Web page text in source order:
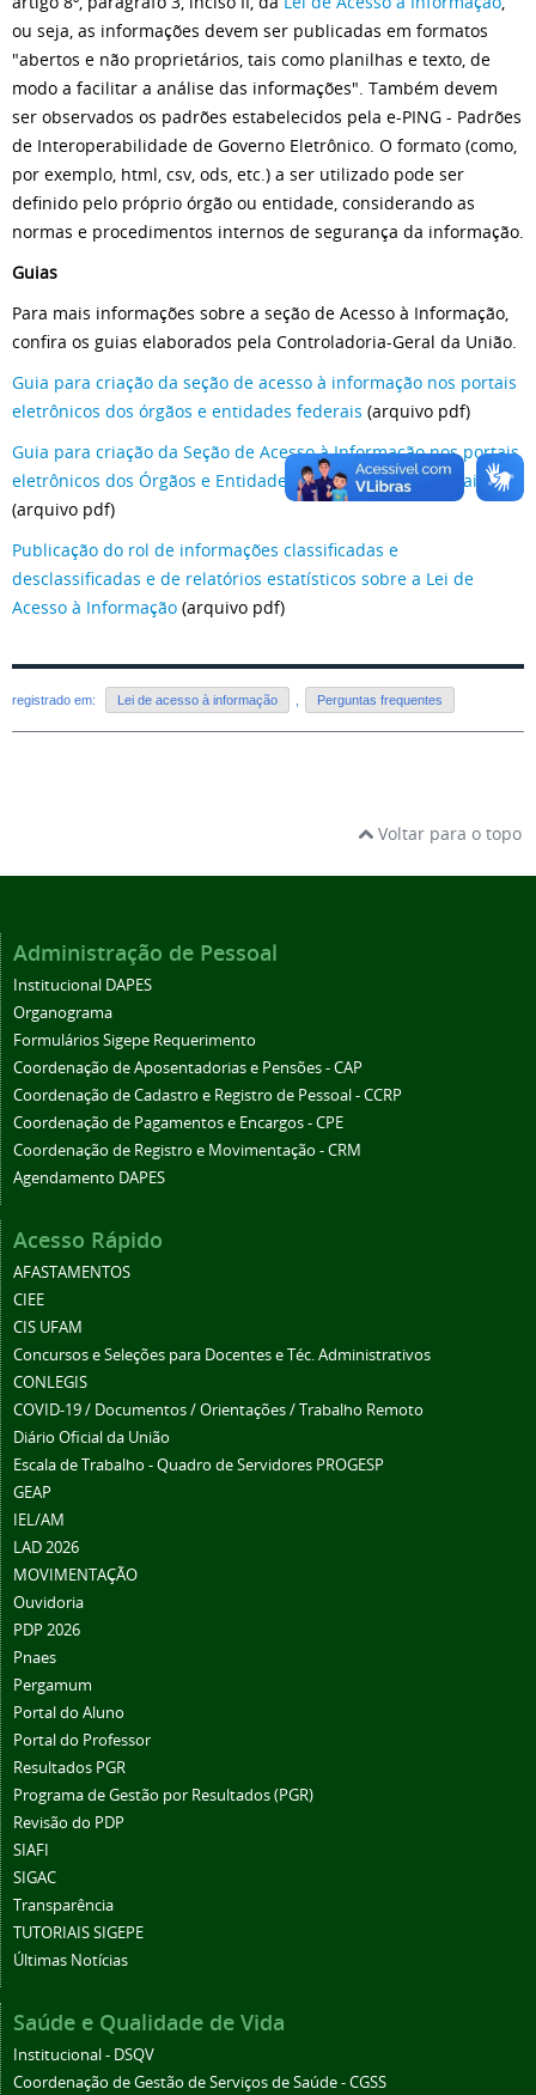
ou seja, as informações devem ser publicadas em formatos
"abertos e não proprietários, tais como planilhas e texto, de
modo a facilitar a análise das informações". Também devem
ser observados os padrões estabelecidos pela e-PING - Padrões
de Interoperabilidade de Governo Eletrônico. O formato (como,
por exemplo, html, csv, ods, etc.) a ser utilizado pode ser
definido pelo próprio órgão ou entidade, considerando as
normas e procedimentos internos de segurança da informação.
Guias
Para mais informações sobre a seção de Acesso à Informação,
confira os guias elaborados pela Controladoria-Geral da União.
Guia para criação da seção de acesso à informação nos portais
eletrônicos dos órgãos e entidades federais (arquivo pdf)
Guia para criação da Seção de Acesso à Informação nos portais
eletrônicos dos Órgãos e Entidades Estaduais e Municipais
(arquivo pdf)
Publicação do rol de informações classificadas e
desclassificadas e de relatórios estatísticos sobre a Lei de
Acesso à Informação (arquivo pdf)
registrado em: Lei de acesso à informação Perguntas frequentes
Voltar para o topo
Administração de Pessoal
Institucional DAPES
Organograma
Formulários Sigepe Requerimento
Coordenação de Aposentadorias e Pensões - CAP
Coordenação de Cadastro e Registro de Pessoal - CCRP
Coordenação de Pagamentos e Encargos - CPE
Coordenação de Registro e Movimentação - CRM
Agendamento DAPES
Acesso Rápido
AFASTAMENTOS
CIEE
CIS UFAM
Concursos e Seleções para Docentes e Téc. Administrativos
CONLEGIS
COVID-19 / Documentos / Orientações / Trabalho Remoto
Diário Oficial da União
Escala de Trabalho - Quadro de Servidores PROGESP
GEAP
IEL/AM
LAD 2026
MOVIMENTAÇÃO
Ouvidoria
PDP 2026
Pnaes
Pergamum
Portal do Aluno
Portal do Professor
Resultados PGR
Programa de Gestão por Resultados (PGR)
Revisão do PDP
SIAFI
SIGAC
Transparência
TUTORIAIS SIGEPE
Últimas Notícias
Saúde e Qualidade de Vida
Institucional - DSQV
Coordenação de Gestão de Serviços de Saúde - CGSS